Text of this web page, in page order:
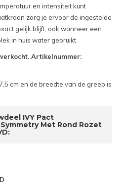
en intensiteit kunt
zorg je ervoor de ingestelde
gelijk blijft, ook wanneer een
in huis water gebruikt.
Artikelnummer:
cm en de breedte van de greep is
IVY Pact
Met Rond Rozet